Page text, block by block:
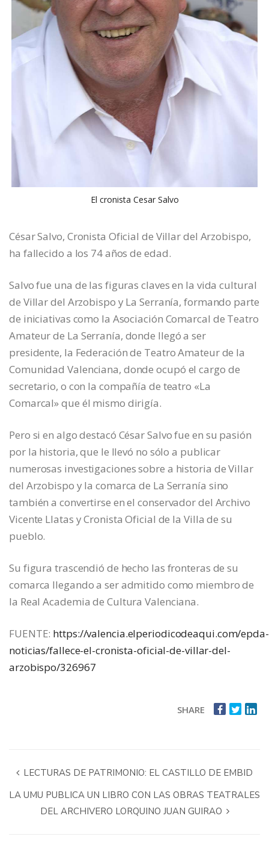
El cronista Cesar Salvo
César Salvo, Cronista Oficial de Villar del Arzobispo,
ha fallecido a los 74 años de edad.
Salvo fue una de las figuras claves en la vida cultural
de Villar del Arzobispo y La Serranía, formando parte
de iniciativas como la Asociación Comarcal de Teatro
Amateur de La Serranía, donde llegó a ser
presidente, la Federación de Teatro Amateur de la
Comunidad Valenciana, donde ocupó el cargo de
secretario, o con la compañía de teatro «La
Comarcal» que él mismo dirigía.
Pero si en algo destacó César Salvo fue en su pasión
por la historia, que le llevó no sólo a publicar
numerosas investigaciones sobre a historia de Villar
del Arzobispo y la comarca de La Serranía sino
también a convertirse en el conservador del Archivo
Vicente Llatas y Cronista Oficial de la Villa de su
pueblo.
Su figura trascendió de hecho las fronteras de su
comarca llegando a ser admitido como miembro de
la Real Academia de Cultura Valenciana.
FUENTE: https://valencia.elperiodicodeaqui.com/epda-
noticias/fallece-el-cronista-oficial-de-villar-del-
arzobispo/326967
SHARE
LECTURAS DE PATRIMONIO: EL CASTILLO DE EMBID
LA UMU PUBLICA UN LIBRO CON LAS OBRAS TEATRALES
DEL ARCHIVERO LORQUINO JUAN GUIRAO